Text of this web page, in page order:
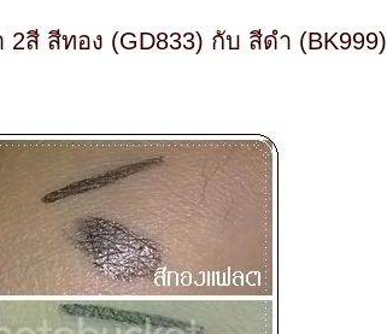
2สี สีทอง (GD833) กับ สีดำ (BK999)